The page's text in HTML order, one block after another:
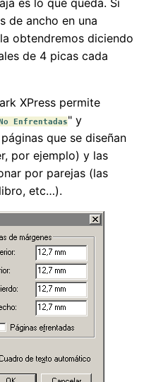
es lo que queda. Si
de ancho en una
obtendremos diciendo
de 4 picas cada
XPress permite
Enfrentadas" y
que se diseñan
por ejemplo) y las
por parejas (las
etc…).